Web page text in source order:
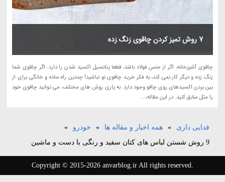
7 روش تمیز کردن چاقوی زنگ زده
چاقوی آشپزخانه، اگر از جنس فولاد باشد، قطعا پتانسیل اکسید شدن را دارد. اگر چاقوی شما
زنگ زده و دیگر کار نمی کند، به فکر خرید چاقوی نو نباشید! چندین راه ساده و خانگی برای از
بین بردن اکسیدهای روی چاقو وجود دارد. به یاری روش های مختلف، می توانید چاقوی خود
را مثل سابق کنید. در این مقاله،...
فدایی داری » همه اخبار و مقاله ها » خودرو
»
9 روش شستن لباس های کتان سفید و رنگی با دست و ماشین
Copyright © 2015-2026 anvarblog.ir All rights reserved.